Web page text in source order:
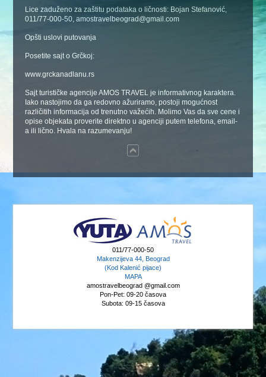
Lice zaduženo za zaštitu podataka o ličnosti: Bojan Stefanović,
011/77-000-50, amostravelbeograd@gmail.com
Opšti uslovi putovanja
Posetite sajt o Grčkoj:
www.grckanadlanu.rs
Sajt turističke agencije AMOS TRAVEL je informativnog karaktera.
Iako nastojimo da ga redovno ažuriramo, postoji mogućnost
različitih informacija od trenutno važećih. Molimo Vas da sve cene i
opise objekata proverite direktno u agenciji putem telefona, email-
a ili lično. Hvala na razumevanju!
011/77-000-50
Makenzijeva 44, Beograd
(Kod Kalenić pijace)
MAPA
amostravelbeograd @gmail.com
Pon-Pet: 09-20 časova
Subota: 09-15 časova